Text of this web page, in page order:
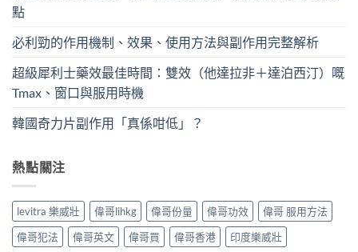
點
必利勁的作用機制、效果、使用方法與副作用完整解析
超級犀利士藥效最佳時間：雙效（他達拉非＋達泊西汀）嘅
Tmax、窗口與服用時機
韓國奇力片副作用「真係咁低」？
熱點關注
levitra 樂威壯 偉哥lihkg 偉哥份量 偉哥功效
偉哥 服用方法
偉哥犯法
偉哥英文 偉哥買 偉哥香港 印度樂威壯